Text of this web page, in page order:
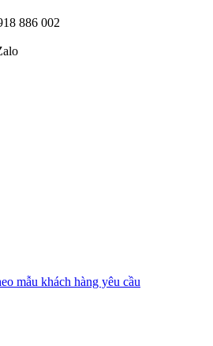
886 002
mẫu khách hàng yêu cầu